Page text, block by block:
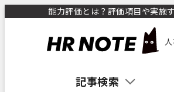
能力評価とは？評価項目や実施
記事検索